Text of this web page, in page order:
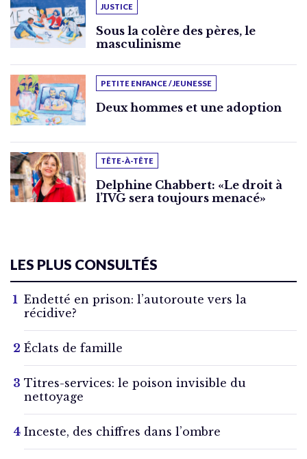
JUSTICE
Sous la colère des pères, le
masculinisme
PETITE ENFANCE / JEUNESSE
Deux hommes et une adoption
TÊTE-À-TÊTE
Delphine Chabbert: «Le droit à
l’IVG sera toujours menacé»
LES PLUS CONSULTÉS
Endetté en prison: l’autoroute vers la
récidive?
Éclats de famille
Titres-services: le poison invisible du
nettoyage
Inceste, des chiffres dans l’ombre